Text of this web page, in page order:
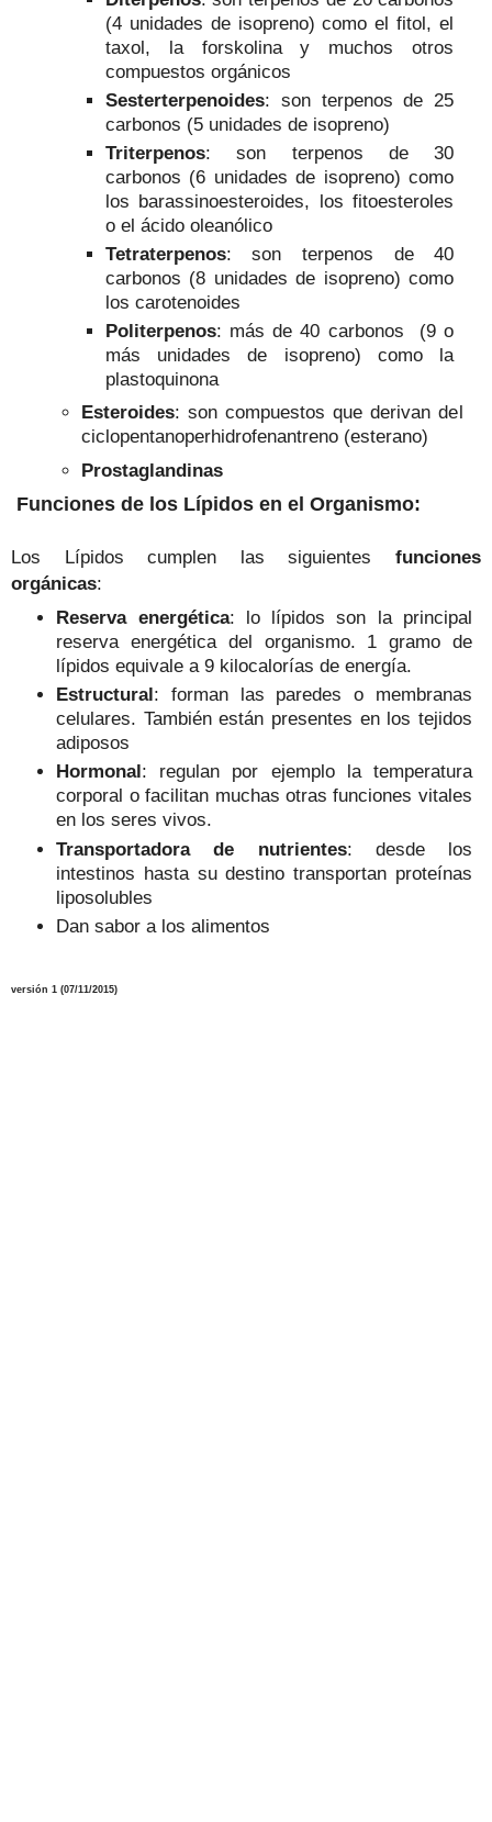
(4 unidades de isopreno) como el fitol, el
taxol, la forskolina y muchos otros
compuestos orgánicos
Sesterterpenoides: son terpenos de 25
carbonos (5 unidades de isopreno)
Triterpenos: son terpenos de 30
carbonos (6 unidades de isopreno) como
los barassinoesteroides, los fitoesteroles
o el ácido oleanólico
Tetraterpenos: son terpenos de 40
carbonos (8 unidades de isopreno) como
los carotenoides
Politerpenos: más de 40 carbonos (9 o
más unidades de isopreno) como la
plastoquinona
Esteroides: son compuestos que derivan del
ciclopentanoperhidrofenantreno (esterano)
Prostaglandinas
Funciones de los Lípidos en el Organismo:
Los Lípidos cumplen las siguientes funciones
orgánicas:
Reserva energética: lo lípidos son la principal
reserva energética del organismo. 1 gramo de
lípidos equivale a 9 kilocalorías de energía.
Estructural: forman las paredes o membranas
celulares. También están presentes en los tejidos
adiposos
Hormonal : regulan por ejemplo la temperatura
corporal o facilitan muchas otras funciones vitales
en los seres vivos.
Transportadora de nutrientes:
desde los
intestinos hasta su destino transportan proteínas
liposolubles
Dan sabor a los alimentos
versión 1 (07/11 /2015)